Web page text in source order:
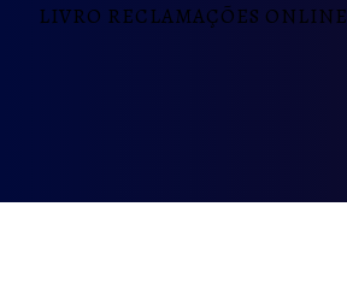
LIVRO RECLAMAÇÕES ONLINE